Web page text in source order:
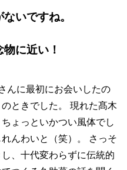
いですね。
に近い！
んに最初にお会いしたの
ときでした。 現れた髙木
ょっといかつい風体でし
んわいと（笑）。 さっそ
、十代変わらずに伝統的